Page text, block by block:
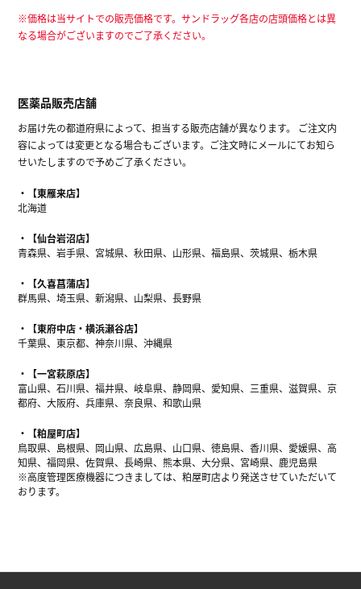
※価格は当サイトでの販売価格です。サンドラッグ各店の店頭価格とは異
なる場合がございますのでご了承ください。
医薬品販売店舗
お届け先の都道府県によって、担当する販売店舗が異なります。 ご注文内
容によっては変更となる場合もございます。ご注文時にメールにてお知ら
せいたしますので予めご了承ください。
【東雁来店】
北海道
【仙台岩沼店】
青森県、岩手県、宮城県、秋田県、山形県、福島県、茨城県、栃木県
【久喜菖蒲店】
群馬県、埼玉県、新潟県、山梨県、長野県
【東府中店・横浜瀬谷店】
千葉県、東京都、神奈川県、沖縄県
【一宮萩原店】
富山県、石川県、福井県、岐阜県、静岡県、愛知県、三重県、滋賀県、京
都府、大阪府、兵庫県、奈良県、和歌山県
【粕屋町店】
鳥取県、島根県、岡山県、広島県、山口県、徳島県、香川県、愛媛県、高
知県、福岡県、佐賀県、長崎県、熊本県、大分県、宮崎県、鹿児島県
※高度管理医療機器につきましては、粕屋町店より発送させていただいて
おります。